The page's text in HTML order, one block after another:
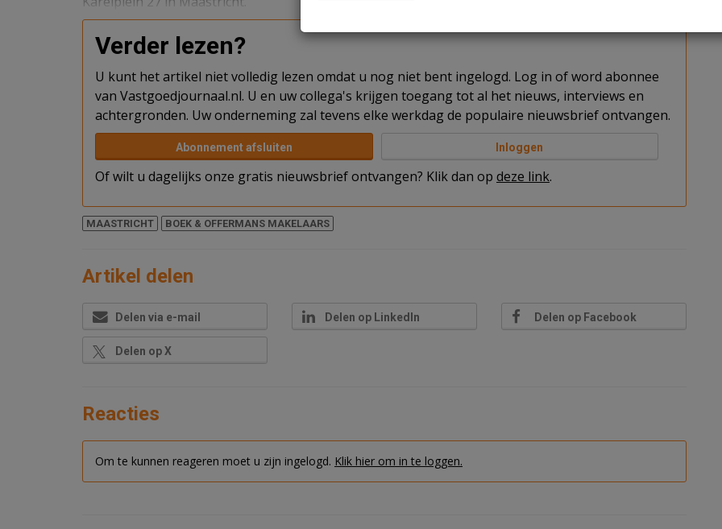
Verder lezen?
U kunt het artikel niet volledig lezen omdat u nog niet bent ingelogd. Log in of word abonnee
van Vastgoedjournaal.nl. U en uw collega's krijgen toegang tot al het nieuws, interviews en
achtergronden. Uw onderneming zal tevens elke werkdag de populaire nieuwsbrief ontvangen.
Abonnement afsluiten Inloggen
Of wilt u dagelijks onze gratis nieuwsbrief ontvangen? Klik dan op deze link.
MAASTRICHT BOEK & OFFERMANS MAKELAARS
Artikel delen
Delen via e-mail Delen op LinkedIn Delen op Facebook
Delen op X
Reacties
Om te kunnen reageren moet u zijn ingelogd. Klik hier om in te loggen.